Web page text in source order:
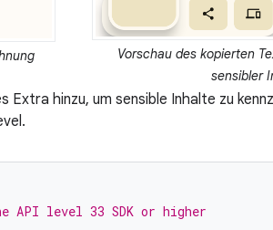
Vorschau des kopierten
sensibler
Extra hinzu, um sensible Inhalte zu
API level 33 SDK or higher